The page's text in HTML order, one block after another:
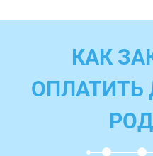
КАК
ОПЛАТИТЬ